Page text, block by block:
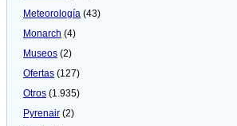
Meteorologí­a (43)
Monarch (4)
Museos (2)
Ofertas (127)
Otros (1.935)
Pyrenair (2)